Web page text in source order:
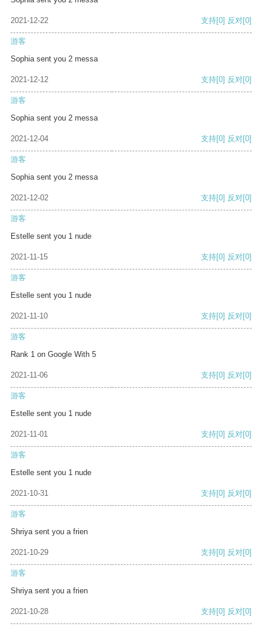
2021-12-22 支持[0] 反对[0]
游客
Sophia sent you 2 messa
2021-12-12 支持[0] 反对[0]
游客
Sophia sent you 2 messa
2021-12-04 支持[0] 反对[0]
游客
Sophia sent you 2 messa
2021-12-02 支持[0] 反对[0]
游客
Estelle sent you 1 nude
2021-11-15 支持[0] 反对[0]
游客
Estelle sent you 1 nude
2021-11-10 支持[0] 反对[0]
游客
Rank 1 on Google With 5
2021-11-06 支持[0] 反对[0]
游客
Estelle sent you 1 nude
2021-11-01 支持[0] 反对[0]
游客
Estelle sent you 1 nude
2021-10-31 支持[0] 反对[0]
游客
Shriya sent you a frien
2021-10-29 支持[0] 反对[0]
游客
Shriya sent you a frien
2021-10-28 支持[0] 反对[0]